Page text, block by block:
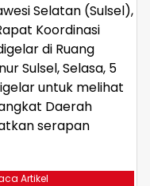
Selatan (Sulsel),
Koordinasi
di Ruang
Sulsel, Selasa, 5
untuk melihat
Daerah
serapan
Artikel